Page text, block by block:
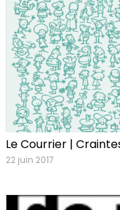
Le Courrier |
22 juin 2017